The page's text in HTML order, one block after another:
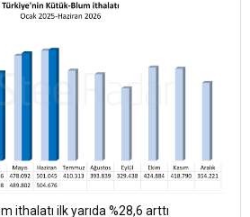
ithalatı ilk yarıda %28,6 arttı